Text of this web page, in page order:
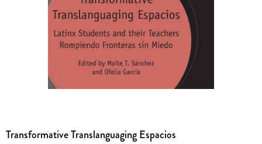
Transformative Translanguaging Espacios